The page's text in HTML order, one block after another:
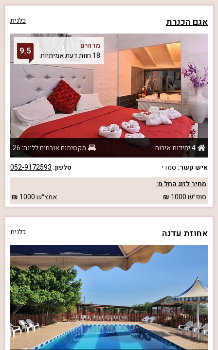
אגם הכנרת כלנית
מדהים
18 חוות דעת אמיתיות
9.5
4 יחידות אירוח
מקסימום אורחים ללינה: 26
איש קשר: סמדי טלפון: 052-9172593
מחיר לזוג החל מ:
סופ״ש1000 אמצ״ש1000
אחוזת עדנה כלנית